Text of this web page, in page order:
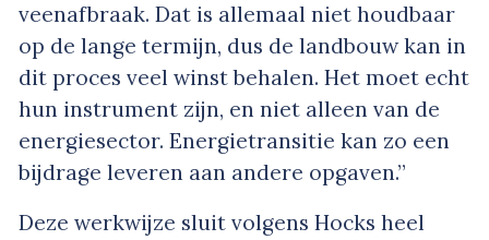
veenafbraak. Dat is allemaal niet houdbaar
op de lange termijn, dus de landbouw kan in
dit proces veel winst behalen. Het moet echt
hun instrument zijn, en niet alleen van de
energiesector. Energietransitie kan zo een
bijdrage leveren aan andere opgaven.”
Deze werkwijze sluit volgens Hocks heel